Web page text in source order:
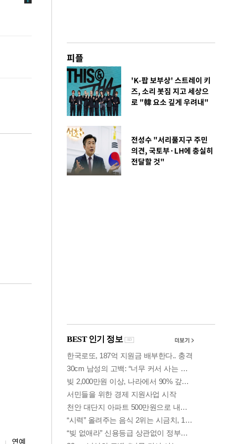
금융
외국인 폭풍매도에
코스피 6200선 주저
앉아
연예
피플
'K-팝 보부상' 스트레이 키
즈, 소리 봇짐 지고 세상으
로 "韓 요소 깊게 우려내"
전성수 "서리풀지구 주민
의견, 국토부·LH에 충실히
전달할 것"